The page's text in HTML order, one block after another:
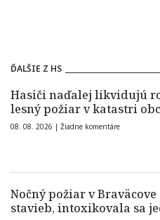
ĎALŠIE Z HS
Hasiči naďalej likvidujú
lesný požiar v katastri
08. 08. 2026 | Žiadne komentáre
Nočný požiar v
stavieb, intoxikovala sa